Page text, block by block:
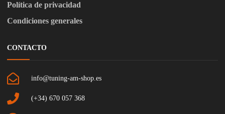
Política de privacidad
Condiciones generales
CONTACTO
info@tuning-am-shop.es
(+34) 670 057 368